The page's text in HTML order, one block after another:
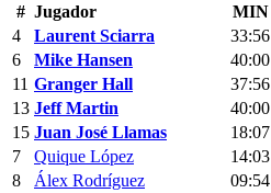
# Jugador MIN
4
Laurent Sciarra 33:56
6
Mike Hansen 40:00
11 Granger Hall 37:56
13 Jeff Martin 40:00
15 Juan José Llamas 18:07
7
Quique López 14:03
8
Álex Rodríguez 09:54